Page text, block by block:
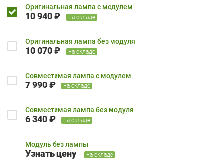
Оригинальная лампа с модулем
10 940 ₽ на складе
Оригинальная лампа без модуля
10 070 ₽ на складе
Совместимая лампа с модулем
7 990 ₽ на складе
Совместимая лампа без модуля
6 340 ₽ на складе
Модуль без лампы
Узнать цену на складе